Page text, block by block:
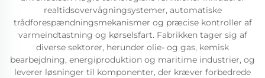
realtidsovervågningsystemer, automatiske
trådforespændningsmekanismer og præcise kontroller af
varmeindtastning og kørselsfart. Fabrikken tager sig af
diverse sektorer, herunder olie- og gas, kemisk
bearbejdning, energiproduktion og maritime industrier, og
leverer løsninger til komponenter, der kræver forbedrede